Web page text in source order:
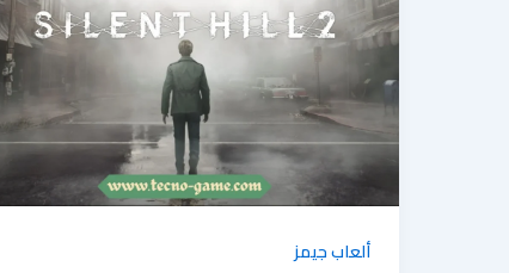
ألعاب جيمز